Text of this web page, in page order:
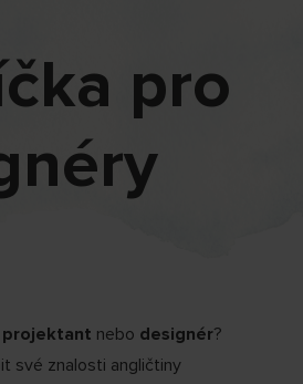
pro
projektant nebo designér?
své znalosti angličtiny